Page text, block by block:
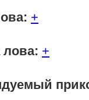
+
лова: +